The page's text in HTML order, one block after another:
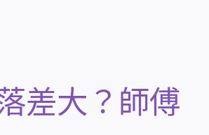
差大？師傅